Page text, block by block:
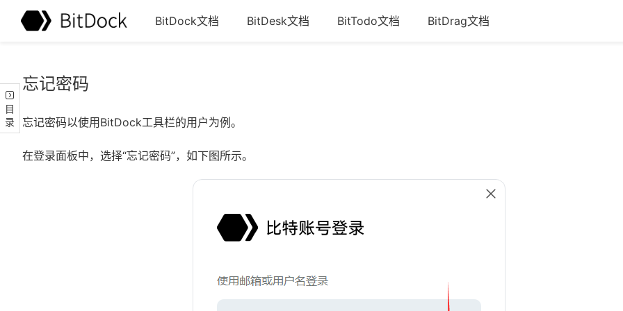
BitDock文档 BitDesk文档 BitTodo文档 BitDrag文档
目录
忘记密码
忘记密码以使用BitDock工具栏的用户为例。
在登录面板中，选择“忘记密码”，如下图所示。